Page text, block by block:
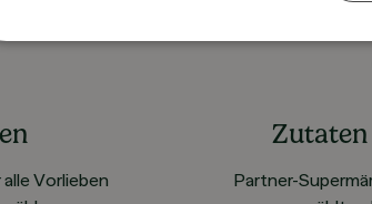
Vorlieben
Partner-